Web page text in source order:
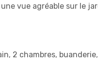
vue agréable sur le
2 chambres,